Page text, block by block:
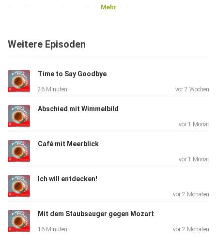
Eine Folge über Musik, Schauspiel, Geschichte und das, was
2026
– als besonderes Erlebnis an zwei Orten: im Schauspielhaus
Bochum
und im Musikforum Bochum.
Mehr
Weitere Episoden
Time to Say Goodbye
26 Minuten vor 2 Wochen
Abschied mit Wimmelbild
vor 1 Monat
Café mit Meerblick
vor 1 Monat
Ich will entdecken!
vor 2 Monaten
Mit dem Staubsauger gegen Mozart
16 Minuten vor 2 Monaten